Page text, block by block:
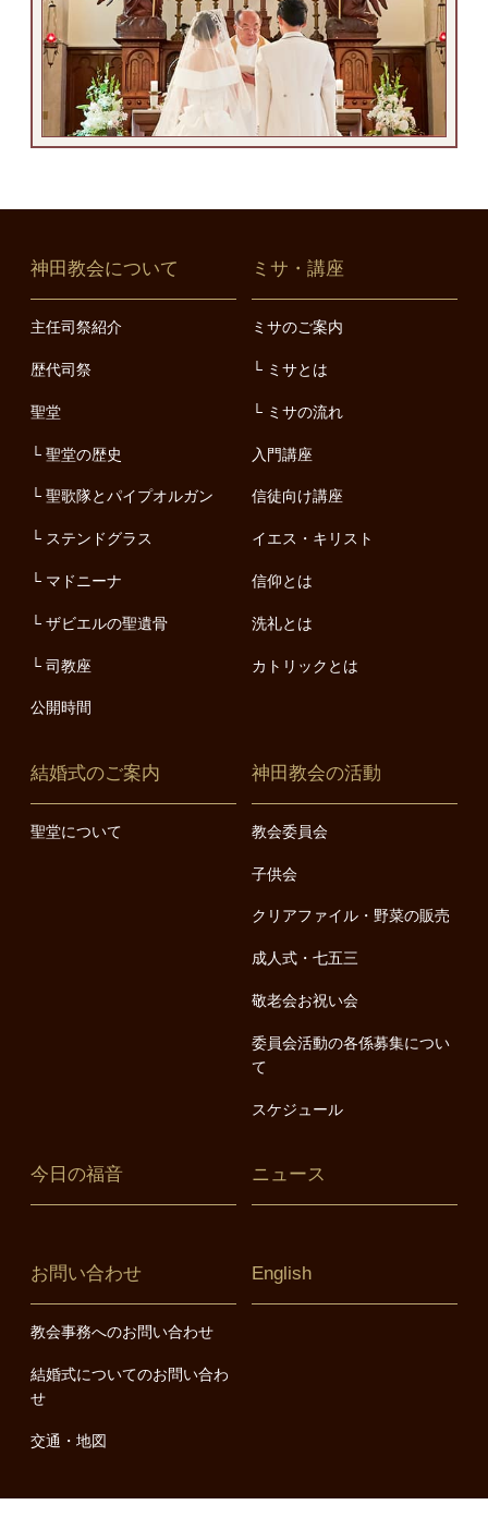
神田教会について
主任司祭紹介
歴代司祭
聖堂
聖堂の歴史
聖歌隊とパイプオルガン
ステンドグラス
マドニーナ
ザビエルの聖遺骨
司教座
公開時間
ミサ・講座
ミサのご案内
ミサとは
ミサの流れ
入門講座
信徒向け講座
イエス・キリスト
信仰とは
洗礼とは
カトリックとは
結婚式のご案内
聖堂について
神田教会の活動
教会委員会
子供会
クリアファイル・野菜の販売
成人式・七五三
敬老会お祝い会
委員会活動の各係募集につい
て
スケジュール
今日の福音 ニュース
お問い合わせ
教会事務へのお問い合わせ
結婚式についてのお問い合わ
せ
交通・地図
English